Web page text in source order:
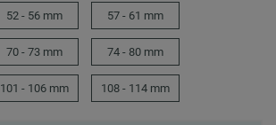
52 - 56 mm 57 - 61 mm
70 - 73 mm 74 - 80 mm
101 - 106 mm 108 - 114 mm